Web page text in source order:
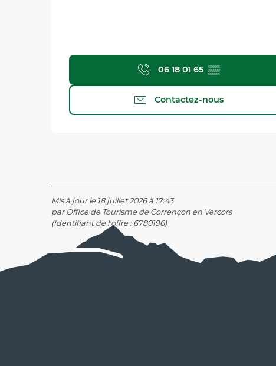
06 18 01 65 ▒▒
Contactez-nous
Mis à jour le 18 juillet 2026 à 17:43
par Office de Tourisme de Corrençon en Vercors
(Identifiant de l'offre : 6780196)